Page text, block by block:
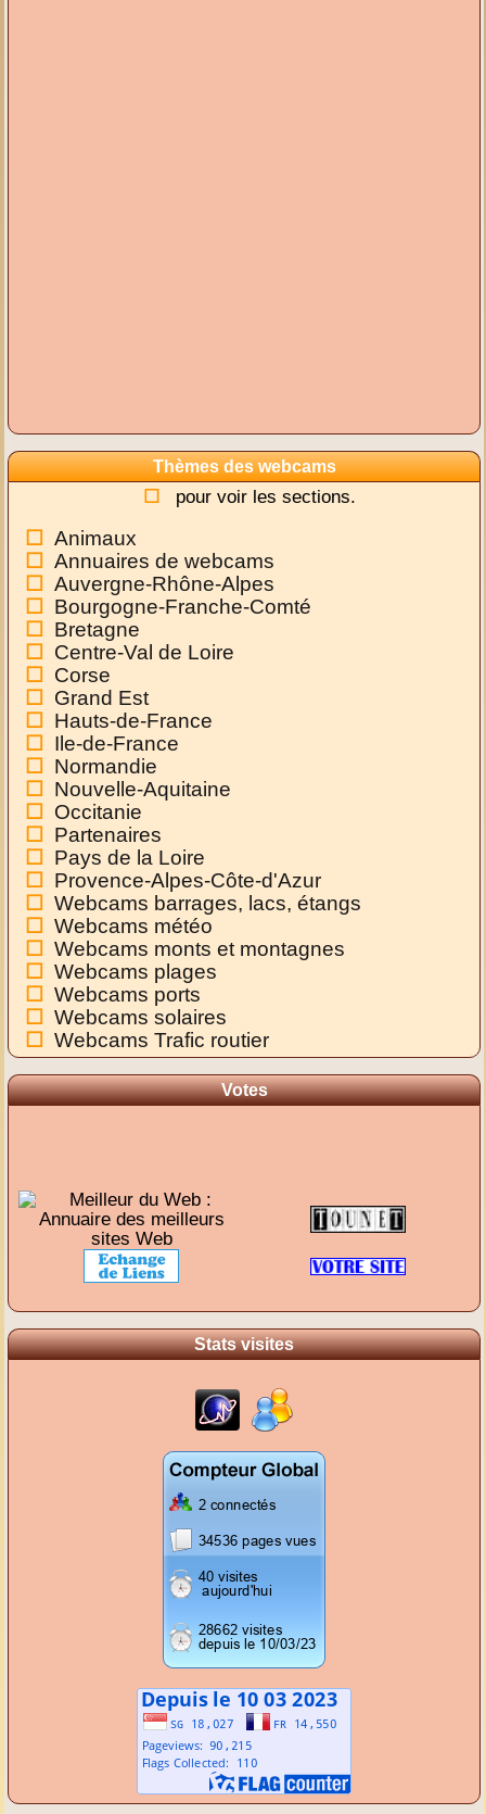
Thèmes des webcams
pour voir les sections.
Animaux
Annuaires de webcams
Auvergne-Rhône-Alpes
Bourgogne-Franche-Comté
Bretagne
Centre-Val de Loire
Corse
Grand Est
Hauts-de-France
Ile-de-France
Normandie
Nouvelle-Aquitaine
Occitanie
Partenaires
Pays de la Loire
Provence-Alpes-Côte-d'Azur
Webcams barrages, lacs, étangs
Webcams météo
Webcams monts et montagnes
Webcams plages
Webcams ports
Webcams solaires
Webcams Trafic routier
Votes
Stats visites